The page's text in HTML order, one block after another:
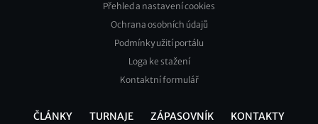
FooterPřehled a nastavení cookies
Ochrana osobních údajů
Podmínky užití portálu
Loga ke stažení
Kontaktní formulář
ČLÁNKY TURNAJE ZÁPASOVNÍK KONTAKTY